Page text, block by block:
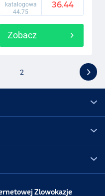
katalogowa
44.75
36.44
Zobacz
2
Zlowokazje